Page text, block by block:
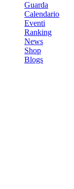
Guarda
Calendario
Eventi
Ranking
News
Shop
Blogs